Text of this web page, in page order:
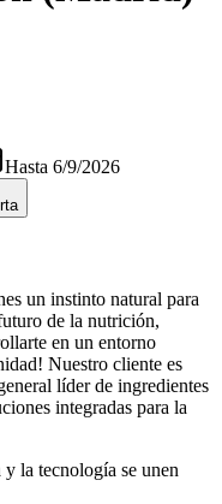
Hasta 6/9/2026
un instinto natural para
de la nutrición,
en un entorno
Nuestro cliente es
líder de ingredientes
integradas para la
y la tecnología se unen